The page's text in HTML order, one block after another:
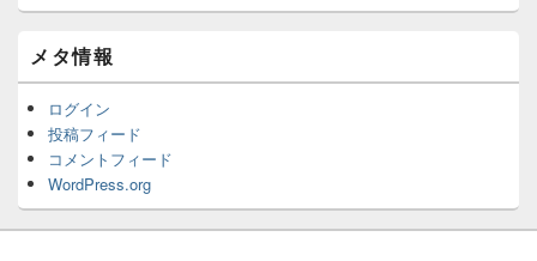
メタ情報
ログイン
投稿フィード
コメントフィード
WordPress.org